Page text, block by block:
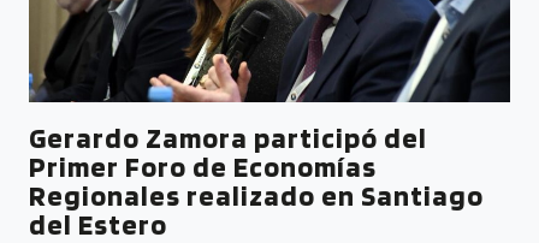
Gerardo Zamora participó del
Primer Foro de Economías
Regionales realizado en Santiago
del Estero